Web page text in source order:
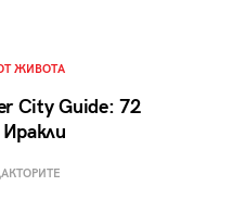
ЖИВОТА
City Guide: 72